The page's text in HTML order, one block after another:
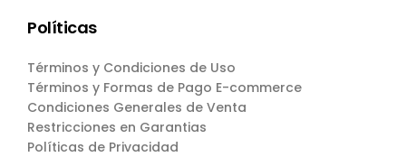
Políticas
Términos y Condiciones de Uso
Términos y Formas de Pago E-commerce
Condiciones Generales de Venta
Restricciones en Garantias
Políticas de Privacidad